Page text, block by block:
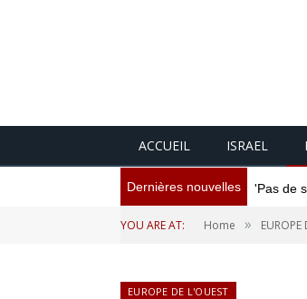
ACCUEIL ISRAEL
Dernières nouvelles 'Pas de
YOU ARE AT: Home » EUROPE
EUROPE DE L'OUEST